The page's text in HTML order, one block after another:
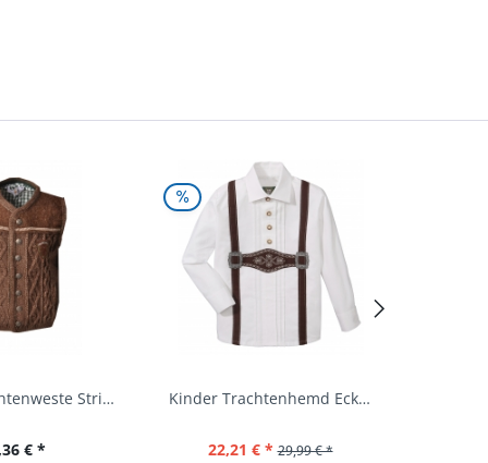
Kinder Trachtenweste Strickweste Schirmitz...
€ *
Kinder Trachtenhemd Eckersdorf weiß lang...
22,21 € * 29,99 € *